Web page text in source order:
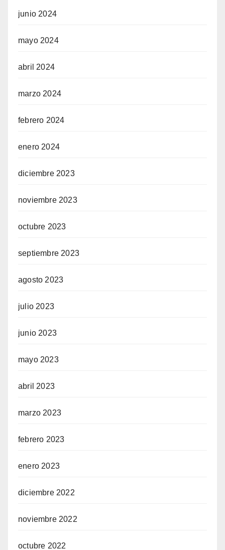
junio 2024
mayo 2024
abril 2024
marzo 2024
febrero 2024
enero 2024
diciembre 2023
noviembre 2023
octubre 2023
septiembre 2023
agosto 2023
julio 2023
junio 2023
mayo 2023
abril 2023
marzo 2023
febrero 2023
enero 2023
diciembre 2022
noviembre 2022
octubre 2022